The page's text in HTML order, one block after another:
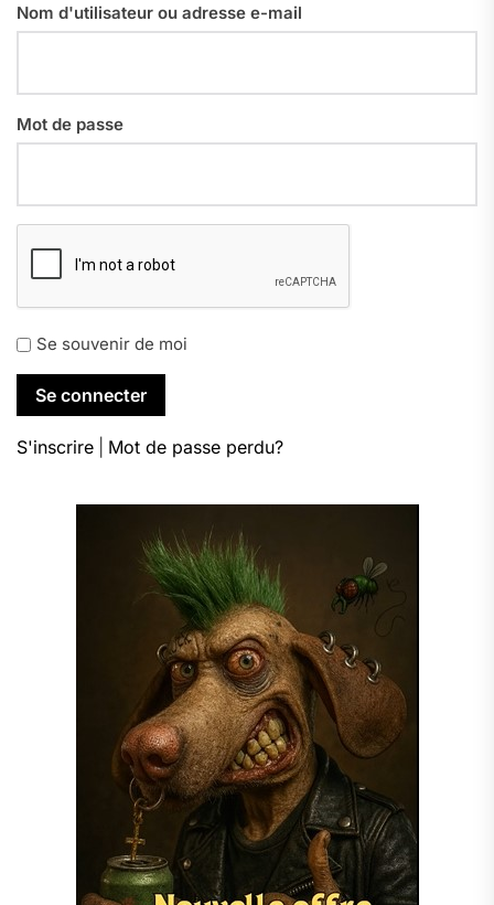
Nom d'utilisateur ou adresse e-mail
Mot de passe
Se souvenir de moi
S'inscrire Mot de passe perdu?